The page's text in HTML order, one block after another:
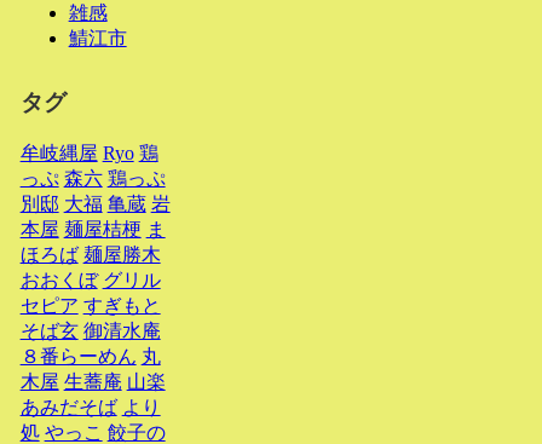
雑感
鯖江市
タグ
牟岐縄屋 Ryo 鶏
っぷ 森六 鶏っぷ
別邸 大福 亀蔵 岩
本屋 麺屋桔梗 ま
ほろば 麺屋勝木
おおくぼ グリル
セピア すぎもと
そば玄 御清水庵
８番らーめん 丸
木屋 生蕎庵 山楽
あみだそば より
処 やっこ 餃子の